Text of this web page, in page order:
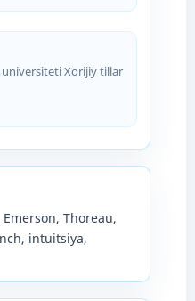
Xorijiy tillar
Thoreau,
intuitsiya,